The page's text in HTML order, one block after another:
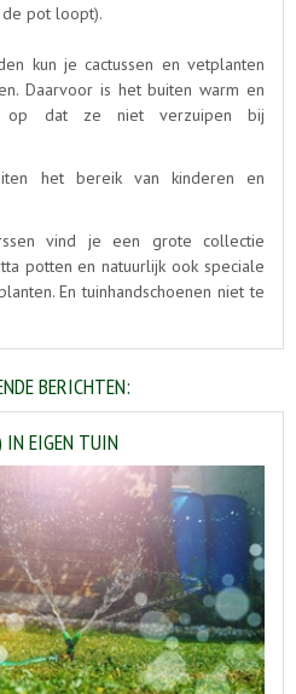
pot loopt).
kun je cactussen en vetplanten
Daarvoor is het buiten warm en
op dat ze niet verzuipen bij
het bereik van kinderen en
vind je een grote collectie
potten en natuurlijk ook speciale
En tuinhandschoenen niet te
BERICHTEN:
EIGEN TUIN